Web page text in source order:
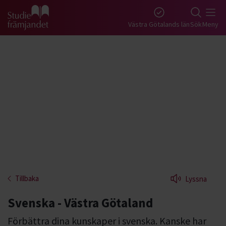
Gå till studiefrämjandets startsida Västra Götalands länSökMeny
Tillbaka Lyssna
Svenska - Västra Götaland
Förbättra dina kunskaper i svenska. Kanske har